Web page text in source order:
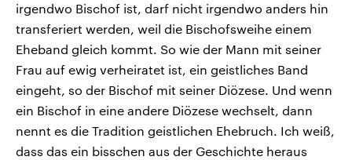
irgendwo Bischof ist, darf nicht irgendwo anders hin
transferiert werden, weil die Bischofsweihe einem
Eheband gleich kommt. So wie der Mann mit seiner
Frau auf ewig verheiratet ist, ein geistliches Band
eingeht, so der Bischof mit seiner Diözese. Und wenn
ein Bischof in eine andere Diözese wechselt, dann
nennt es die Tradition geistlichen Ehebruch. Ich weiß,
dass das ein bisschen aus der Geschichte heraus